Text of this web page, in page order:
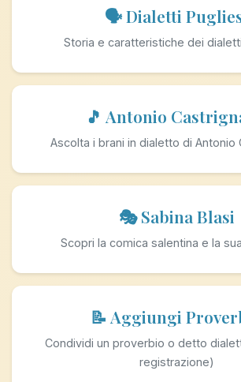
🗣️ Dialetti
Storia e caratteristiche dei
🎵 Antonio
Ascolta i brani in dialetto di Antonio
🎭 Sabina Blasi
Scopri la comica salentina e la
📝 Aggiungi
Condividi un proverbio o detto
registrazione)